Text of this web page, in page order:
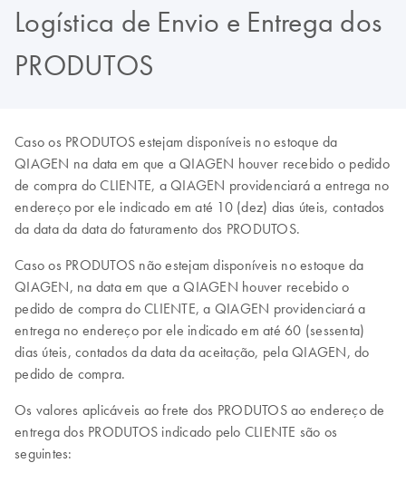
Logística de Envio e Entrega dos
PRODUTOS
Caso os PRODUTOS estejam disponíveis no estoque da
QIAGEN na data em que a QIAGEN houver recebido o pedido
de compra do CLIENTE, a QIAGEN providenciará a entrega no
endereço por ele indicado em até 10 (dez) dias úteis, contados
da data da data do faturamento dos PRODUTOS.
Caso os PRODUTOS não estejam disponíveis no estoque da
QIAGEN, na data em que a QIAGEN houver recebido o
pedido de compra do CLIENTE, a QIAGEN providenciará a
entrega no endereço por ele indicado em até 60 (sessenta)
dias úteis, contados da data da aceitação, pela QIAGEN, do
pedido de compra.
Os valores aplicáveis ao frete dos PRODUTOS ao endereço de
entrega dos PRODUTOS indicado pelo CLIENTE são os
seguintes: